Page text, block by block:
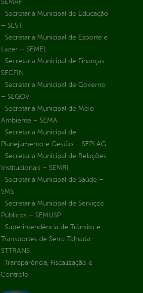
SEMAF
Secretaria Municipal de Educação
– SEST
Secretaria Municipal de Esporte e
Lazer – SEMEL
Secretaria Municipal de Finanças –
SECFIN
Secretaria Municipal de Governo
– SEGOV
Secretaria Municipal de Meio
Ambiente – SEMA
Secretaria Municipal de
Planejamento e Gestão – SEPLAG
Secretaria Municipal de Relações
Institucionais – SEMRI
Secretaria Municipal de Saúde –
SMS
Secretaria Municipal de Serviços
Públicos – SEMUSP
Superintendência de Trânsito e
Transportes de Serra Talhada-
STTRANS
Transparência, Fiscalização e
Controle